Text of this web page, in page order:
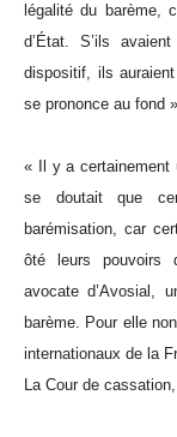
légalité du barème,
d’État. S’ils
dispositif, ils
se prononce au fond
« Il y a certainement
se doutait que
barémisation, car
ôté leurs pouvoirs
avocate d’Avosial,
barème. Pour elle
internationaux de la
La Cour de